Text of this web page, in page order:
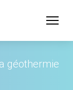
géothermie